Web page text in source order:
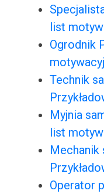
list
Ogrodnik
Technik
Myjnia
list
Mechanik
Operator